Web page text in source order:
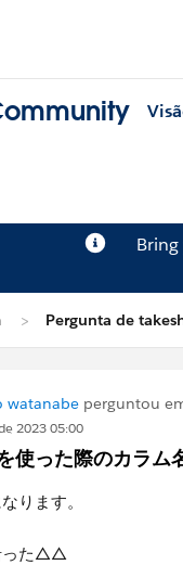
Pergunta de
watanabe perguntou
2023 05:00
使った際のカラム
ります。
った△△